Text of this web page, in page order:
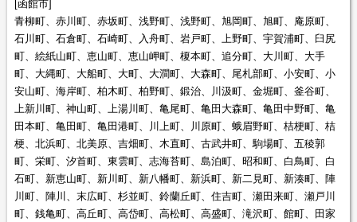
[函館市]
青柳町、赤川町、赤坂町、浅野町、浅野町、旭岡町、旭町、庵原町、
石川町、石倉町、石崎町、入舟町、岩戸町、上野町、宇賀浦町、臼尻
町、絵紙山町、恵山町、恵山岬町、榎本町、追分町、大川町、大手
町、大縄町、大船町、大町、大澗町、大森町、尾札部町、小安町、小
安山町、海岸町、柏木町、柏野町、鍛治、川汲町、金堀町、釜谷町、
上新川町、神山町、上湯川町、亀尾町、亀田大森町、亀田中野町、亀
田本町、亀田町、亀田港町、川上町、川原町、蛾眉野町、桔梗町、桔
梗、北浜町、北美原、吉畑町、木直町、古武井町、駒場町、五稜郭
町、栄町、汐首町、東雲町、志海苔町、島泊町、昭和町、白鳥町、白
石町、新恵山町、新川町、新八幡町、新浜町、新二見町、新湊町、陣
川町、陣川、末広町、杉並町、鈴蘭丘町、住吉町、瀬田来町、瀬戸川
町、銭亀町、高丘町、高岱町、高松町、高盛町、滝沢町、館町、田家